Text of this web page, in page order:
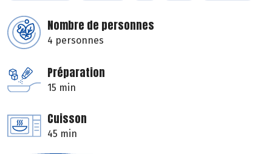
Nombre de personnes
4 personnes
Préparation
15 min
Cuisson
45 min